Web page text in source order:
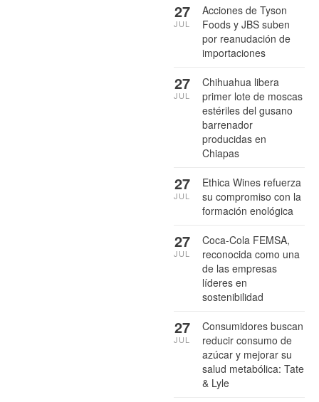
Acciones de Tyson
Foods y JBS suben
por reanudación de
importaciones
27
JUL
Chihuahua libera
primer lote de moscas
estériles del gusano
barrenador
producidas en
Chiapas
27
JUL
Ethica Wines refuerza
su compromiso con la
formación enológica
27
JUL
Coca-Cola FEMSA,
reconocida como una
de las empresas
líderes en
sostenibilidad
27
JUL
Consumidores buscan
reducir consumo de
azúcar y mejorar su
salud metabólica: Tate
& Lyle
27
JUL